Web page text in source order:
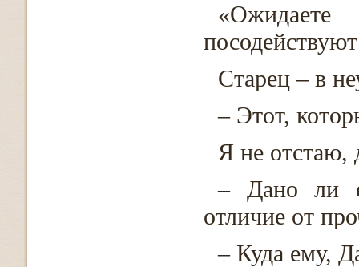
Старец – в
– Этот,
Я не отстаю,
– Дано ли
отличие от
– Куда ему,